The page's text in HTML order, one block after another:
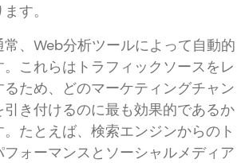
す。
常、Web分析ツールによって自動的
これらはトラフィックソースをレ
ため、どのマーケティングチャン
き付けるのに最も効果的であるか
たとえば、検索エンジンからのト
フォーマンスとソーシャルメディア